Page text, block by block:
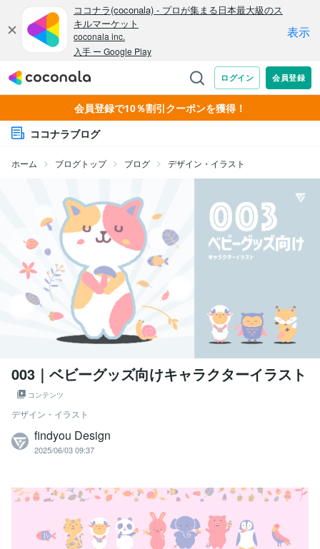
会員登録で10％割引クーポンを獲得！
ココナラブログ
ホーム ブログトップ ブログ デザイン・イラスト
003｜ベビーグッズ向けキャラクターイラスト
コンテンツ
デザイン・イラスト
findyou Design
2025/06/03 09:37